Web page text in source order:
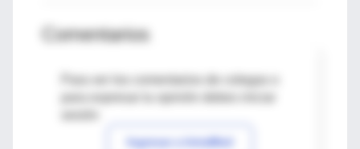
Comentarios
Para ver los comentarios de colegas o
Ingresar a IntraMed